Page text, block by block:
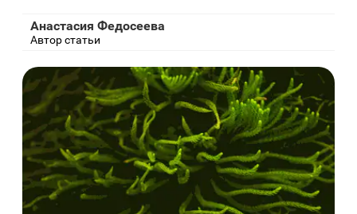
Анастасия Федосеева
Автор статьи